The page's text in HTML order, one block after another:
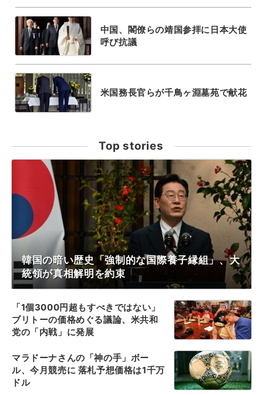
中国、閣僚らの靖国参拝に日本大使
呼び抗議
米国務長官らが千鳥ヶ淵墓苑で献花
Top stories
韓国の暗い歴史「強制的な国際養子縁組」、大
統領が真相解明を約束
「1個3000円超もすべきではない」
ブリトーの価格めぐる議論、米共和
党の「内戦」に発展
マラドーナさんの「神の手」ボー
ル、今月競売に 落札予想価格は1千万
ドル